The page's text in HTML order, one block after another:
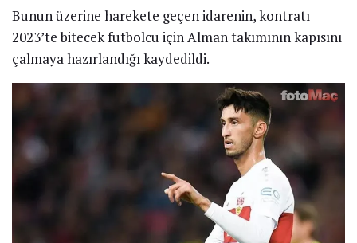
Bunun üzerine harekete geçen idarenin, kontratı
2023’te bitecek futbolcu için Alman takımının kapısını
çalmaya hazırlandığı kaydedildi.